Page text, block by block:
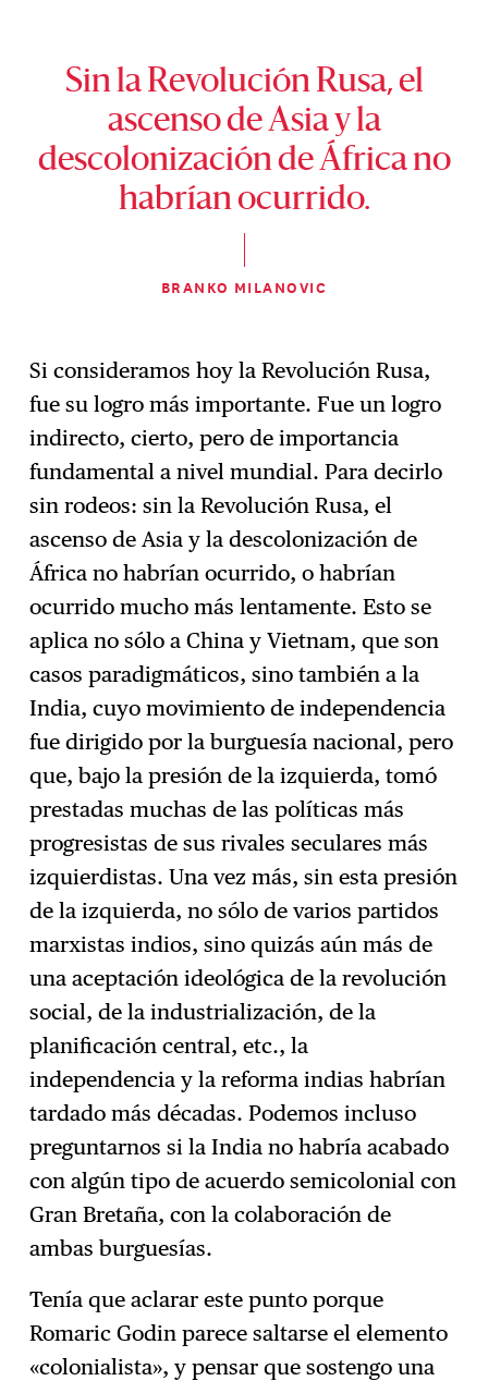
Sin la Revolución Rusa, el
ascenso de Asia y la
descolonización de África no
habrían ocurrido.
BRANKO MILANOVIC
Si consideramos hoy la Revolución Rusa,
fue su logro más importante. Fue un logro
indirecto, cierto, pero de importancia
fundamental a nivel mundial. Para decirlo
sin rodeos: sin la Revolución Rusa, el
ascenso de Asia y la descolonización de
África no habrían ocurrido, o habrían
ocurrido mucho más lentamente. Esto se
aplica no sólo a China y Vietnam, que son
casos paradigmáticos, sino también a la
India, cuyo movimiento de independencia
fue dirigido por la burguesía nacional, pero
que, bajo la presión de la izquierda, tomó
prestadas muchas de las políticas más
progresistas de sus rivales seculares más
izquierdistas. Una vez más, sin esta presión
de la izquierda, no sólo de varios partidos
marxistas indios, sino quizás aún más de
una aceptación ideológica de la revolución
social, de la industrialización, de la
planificación central, etc., la
independencia y la reforma indias habrían
tardado más décadas. Podemos incluso
preguntarnos si la India no habría acabado
con algún tipo de acuerdo semicolonial con
Gran Bretaña, con la colaboración de
ambas burguesías.
Tenía que aclarar este punto porque
Romaric Godin parece saltarse el elemento
«colonialista», y pensar que sostengo una